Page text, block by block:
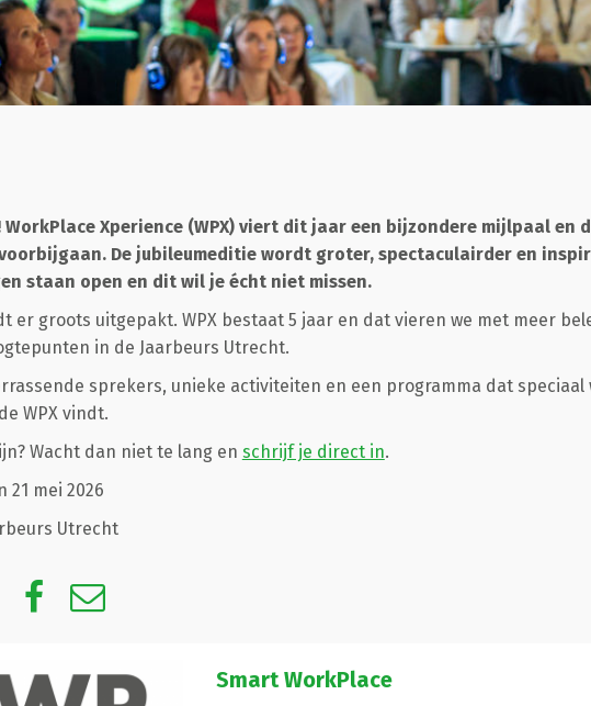
WorkPlace Xperience (WPX) viert dit jaar een bijzondere mijlpaal en
De jubileumeditie wordt groter, spectaculairder en
staan open en dit wil je écht niet missen.
er groots uitgepakt. WPX bestaat 5 jaar en dat vieren we met meer
in de Jaarbeurs Utrecht.
sprekers, unieke activiteiten en een programma dat
WPX vindt.
Wacht dan niet te lang en schrijf je direct in.
21 mei 2026
Utrecht
Smart WorkPlace